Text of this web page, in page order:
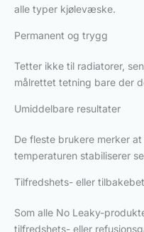
alle typer kjølevæske.
Permanent og trygg
Tetter ikke til radiatorer,
målrettet tetning bare der
Umiddelbare resultater
De fleste brukere merker
temperaturen stabiliserer
Tilfredshets- eller
Som alle No Leaky-
tilfredshets- eller